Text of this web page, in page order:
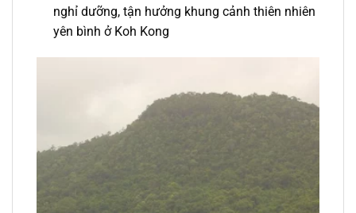
nghỉ dưỡng, tận hưởng khung cảnh thiên nhiên
yên bình ở Koh Kong